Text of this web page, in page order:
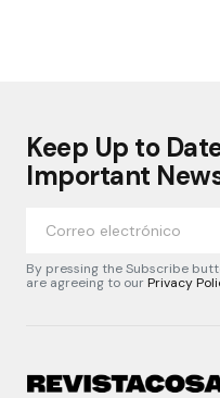
Keep Up to
Important
By pressing the Subscribe
are agreeing to ourPrivacy